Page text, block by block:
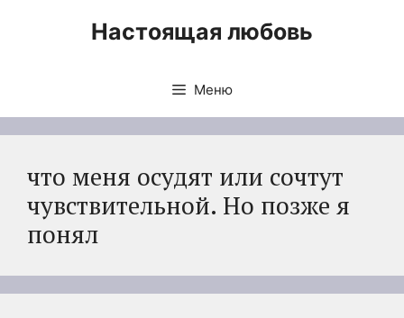
Настоящая любовь
Меню
что меня осудят или сочтут
чувствительной. Но позже я
понял